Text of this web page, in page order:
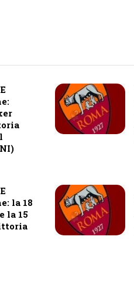
la 18
la 15